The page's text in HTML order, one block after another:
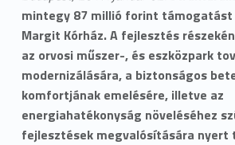
mintegy 87 millió forint
Margit Kórház. A fejlesztés
az orvosi műszer-, és eszközpark
modernizálására, a biztonságos
komfortjának emelésére, illetve az
energiahatékonyság növeléséhez
fejlesztések megvalósítására